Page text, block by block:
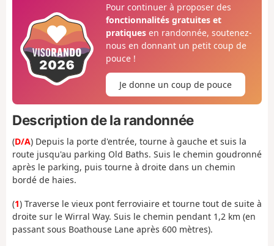
Pour continuer à proposer des
fonctionnalités gratuites et
pratiquesen randonnée, soutenez-
nous en donnant un petit coup de
pouce !
Je donne un coup de pouce
Description de la randonnée
(D/A) Depuis la porte d'entrée, tourne à gauche et suis la
route jusqu'au parking Old Baths. Suis le chemin goudronné
après le parking, puis tourne à droite dans un chemin
bordé de haies.
(1) Traverse le vieux pont ferroviaire et tourne tout de suite à
droite sur le Wirral Way. Suis le chemin pendant 1,2 km (en
passant sous Boathouse Lane après 600 mètres).